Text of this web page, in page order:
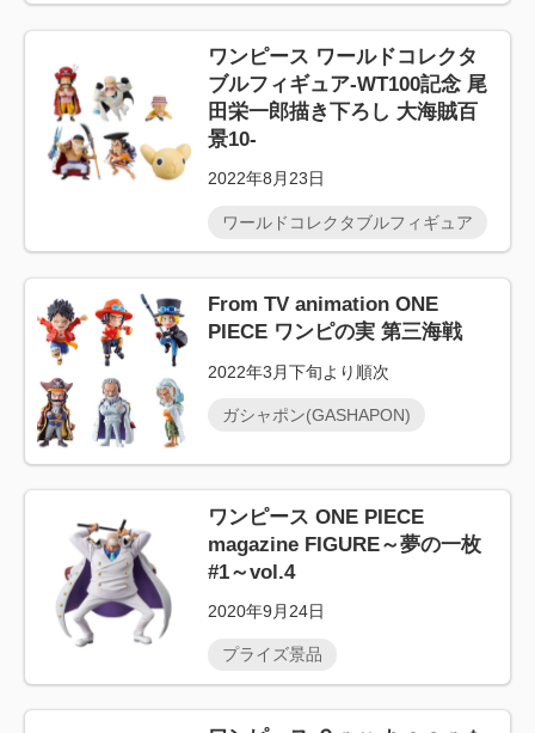
ワンピース ワールドコレクタ
ブルフィギュア-WT100記念 尾
田栄一郎描き下ろし 大海賊百
景10-
2022年8月23日
ワールドコレクタブルフィギュア
From TV animation ONE
PIECE ワンピの実 第三海戦
2022年3月下旬より順次
ガシャポン(GASHAPON)
ワンピース ONE PIECE
magazine FIGURE～夢の一枚
#1～vol.4
2020年9月24日
プライズ景品